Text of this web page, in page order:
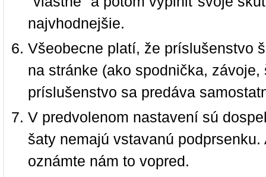
najvhodnejšie.
Všeobecne platí, že príslušenstvo
na stránke (ako spodnička,
príslušenstvo sa predáva
V predvolenom nastavení sú
šaty nemajú vstavanú
oznámte nám to vopred.